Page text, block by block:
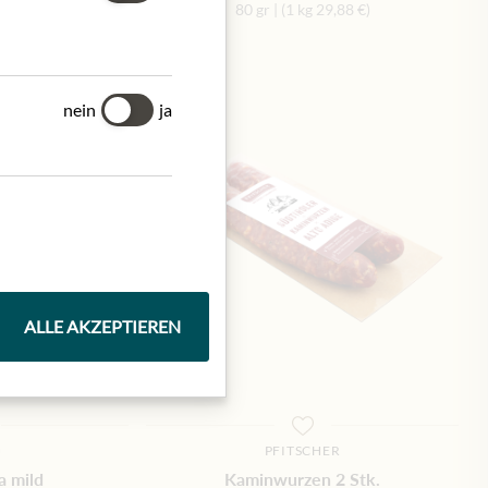
80 gr (1 kg 29,88 €)
mild
PFITSCHER
Kaminwurzen 2 Stk.
nein
ja
ALLE AKZEPTIEREN